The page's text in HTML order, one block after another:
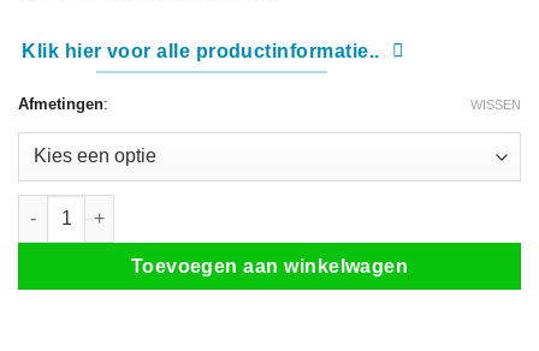
Klik hier voor alle productinformatie..
Afmetingen: WISSEN
Aanbieding set Douchecabine draaideur + douchebak en sifon
Toevoegen aan winkelwagen